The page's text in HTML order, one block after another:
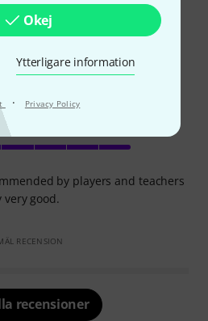
Okej
Ytterligare information
· Privacy Policy
28.06.2013
by players and teachers
good.
RECENSION
recensioner